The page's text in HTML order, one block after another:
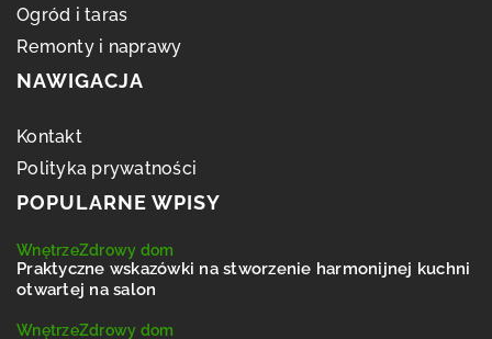
Ogród i taras
Remonty i naprawy
NAWIGACJA
Kontakt
Polityka prywatności
POPULARNE WPISY
WnętrzeZdrowy dom
Praktyczne wskazówki na stworzenie harmonijnej kuchni
otwartej na salon
WnętrzeZdrowy dom